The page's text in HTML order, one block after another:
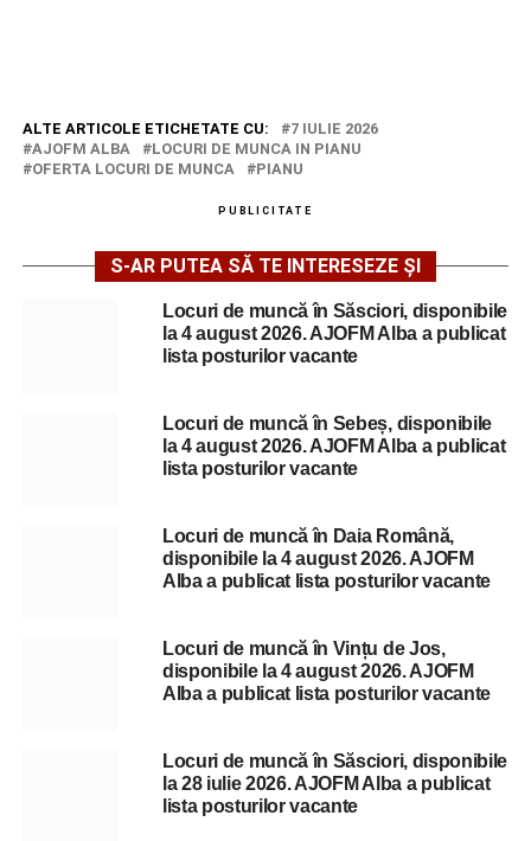
ALTE ARTICOLE ETICHETATE CU:
7 IULIE 2026
AJOFM ALBA
LOCURI DE MUNCA IN PIANU
OFERTA LOCURI DE MUNCA
PIANU
PUBLICITATE
S-AR PUTEA SĂ TE INTERESEZE ȘI
Locuri de muncă în Săsciori, disponibile
la 4 august 2026. AJOFM Alba a publicat
lista posturilor vacante
Locuri de muncă în Sebeș, disponibile
la 4 august 2026. AJOFM Alba a publicat
lista posturilor vacante
Locuri de muncă în Daia Română,
disponibile la 4 august 2026. AJOFM
Alba a publicat lista posturilor vacante
Locuri de muncă în Vințu de Jos,
disponibile la 4 august 2026. AJOFM
Alba a publicat lista posturilor vacante
Locuri de muncă în Săsciori, disponibile
la 28 iulie 2026. AJOFM Alba a publicat
lista posturilor vacante